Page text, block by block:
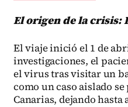
El origen de la crisis:
El viaje inició el 1 de
investigaciones, el
el virus tras visitar un
como un caso aislado
Canarias, dejando hasta